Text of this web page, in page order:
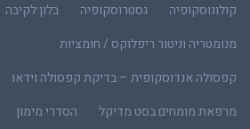
קולונוסקופיה גסטרוסקופיה
בלון לקיבה
מנומטריה וניטור ריפלוקס / חומציות
קפסולה אנדוסקופית – בדיקת קפסולה וידאו
מרפאת מומחים בסט מדיקל
הסדרי מימון